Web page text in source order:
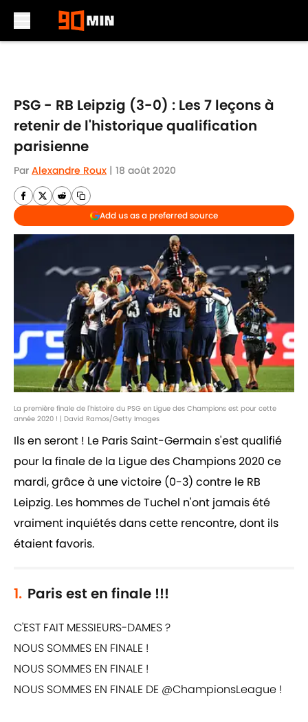
PSG - RB Leipzig (3-0) : Les 7 leçons à
retenir de l'historique qualification
parisienne
Par Alexandre Roux | 18 août 2020
Add us as a preferred source
La première finale de l'histoire du PSG en Ligue des Champions est pour cette
année 2020 ! | David Ramos/Getty Images
Ils en seront ! Le Paris Saint-Germain s'est qualifié
pour la finale de la Ligue des Champions 2020 ce
mardi, grâce à une victoire (0-3) contre le RB
Leipzig. Les hommes de Tuchel n'ont jamais été
vraiment inquiétés dans cette rencontre, dont ils
étaient favoris.
1. Paris est en finale !!!
C'EST FAIT MESSIEURS-DAMES ?
NOUS SOMMES EN FINALE !
NOUS SOMMES EN FINALE !
NOUS SOMMES EN FINALE DE @ChampionsLeague !